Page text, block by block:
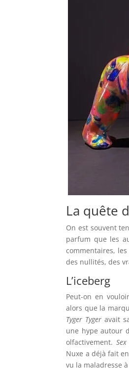
La quête
On est souvent
parfum que les
commentaires,
des nullités, des
L’iceberg
Peut-on en
alors que la
Tyger Tyger avait
une hype autour
olfactivement.
Nuxe a déjà fait
vu la maladresse